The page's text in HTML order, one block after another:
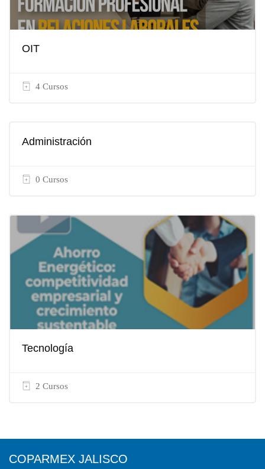
OIT
4 Cursos
Administración
0 Cursos
Tecnología
2 Cursos
COPARMEX JALISCO